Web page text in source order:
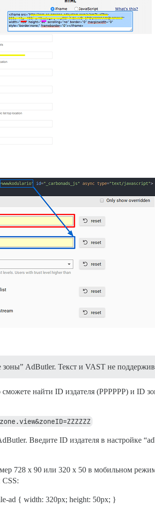
AdButler. Текст и VAST не
найти ID издателя (PPPPPP) и ID
Введите ID издателя в настройке
728 x 90 или 320 x 50 в мобильном
ad { width: 320px; height: 50px; }